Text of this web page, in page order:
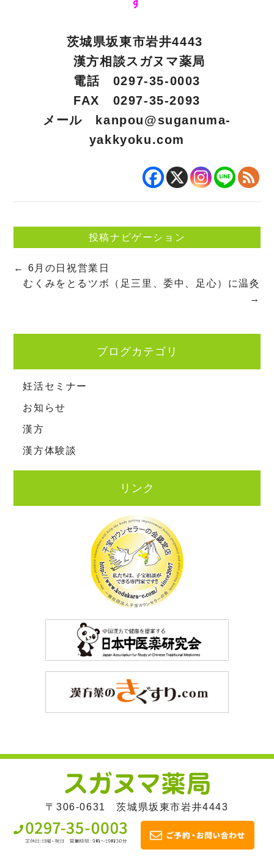
茨城県坂東市岩井4443
漢方相談スガヌマ薬局
電話 0297-35-0003
FAX 0297-35-2093
メール
kanpou@suganuma-
yakkyoku.com
投稿ナビゲーション
←
6月の日祝営業日
むくみをとるツボ（足三里、委中、足心）に温灸
→
ブログカテゴリ
妊活セミナー
お知らせ
漢方
漢方体験談
リンク
〒306-0631 茨城県坂東市岩井4443